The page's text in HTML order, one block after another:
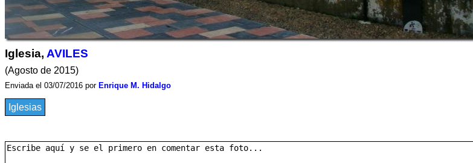
Iglesia, AVILES
(Agosto de 2015)
Enviada el 03/07/2016 por Enrique M. Hidalgo
Iglesias